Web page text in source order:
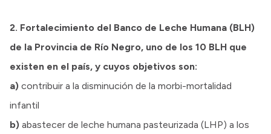
2. Fortalecimiento del Banco de Leche Humana (BLH)
de la Provincia de Río Negro, uno de los 10 BLH que
existen en el país, y cuyos objetivos son:
a) contribuir a la disminución de la morbi-mortalidad
infantil
b) abastecer de leche humana pasteurizada (LHP) a los